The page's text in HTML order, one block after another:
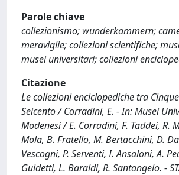
Parole chiave
collezionismo; wunderkammern;
meraviglie; collezioni scientifiche;
musei universitari; collezioni
Citazione
Le collezioni enciclopediche tra
Seicento / Corradini, E. - In: Musei
Modenesi / E. Corradini, F. Taddei, R.
Mola, B. Fratello, M. Bertacchini, D.
Vescogni, P. Serventi, I. Ansaloni, A.
Guidetti, L. Baraldi, R. Santangelo. -